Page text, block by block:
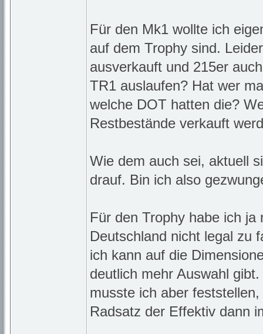
Für den Mk1 wollte ich
auf dem Trophy sind.
ausverkauft und 215er
TR1 auslaufen? Hat wer
welche DOT hatten die?
Restbestände verkauft
Wie dem auch sei, aktuell
drauf. Bin ich also
Für den Trophy habe ich
Deutschland nicht legal zu
ich kann auf die
deutlich mehr Auswahl
musste ich aber
Radsatz der Effektiv dann